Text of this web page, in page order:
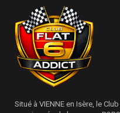
Situé à VIENNE en Isère, le